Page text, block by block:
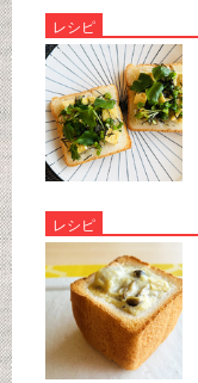
レシピ
レシピ